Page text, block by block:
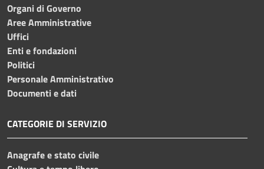
Organi di Governo
Aree Amministrative
Uffici
Enti e fondazioni
Politici
Personale Amministrativo
Documenti e dati
CATEGORIE DI SERVIZIO
Anagrafe e stato civile